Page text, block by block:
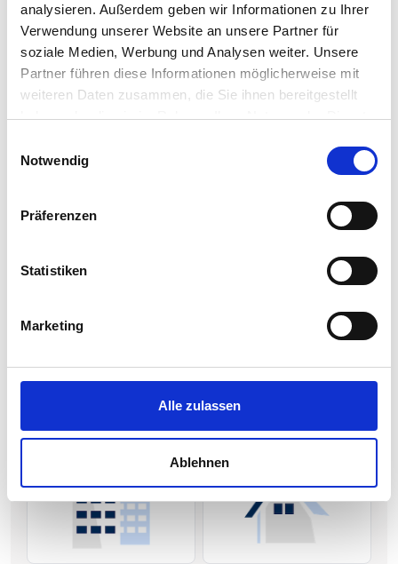
analysieren. Außerdem geben wir Informationen zu Ihrer
Verwendung unserer Website an unsere Partner für
soziale Medien, Werbung und Analysen weiter. Unsere
Partner führen diese Informationen möglicherweise mit
weiteren Daten zusammen, die Sie ihnen bereitgestellt
haben oder die sie im Rahmen Ihrer Nutzung der Dienste
Notwendig
Präferenzen
Statistiken
Marketing
Alle zulassen
Ablehnen